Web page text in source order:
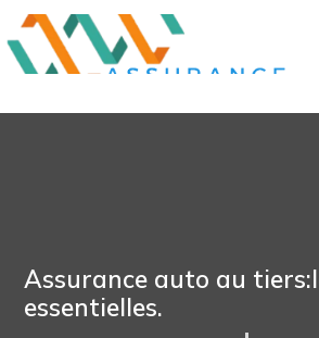
Assurance auto au
essentielles.